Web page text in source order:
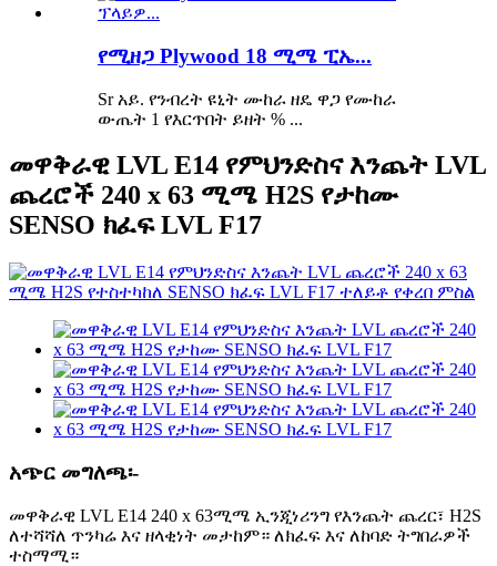
የሚዘጋ Plywood 18 ሚሜ ፒኤ...
Sr አይ. የንብረት ዩኒት ሙከራ ዘዴ ዋጋ የሙከራ
ውጤት 1 የእርጥበት ይዘት % ...
መዋቅራዊ LVL E14 የምህንድስና እንጨት LVL
ጨረሮች 240 x 63 ሚሜ H2S የታከሙ
SENSO ክፈፍ LVL F17
አጭር መግለጫ፡-
መዋቅራዊ LVL E14 240 x 63ሚሜ ኢንጂነሪንግ የእንጨት ጨረር፣ H2S
ለተሻሻለ ጥንካሬ እና ዘላቂነት መታከም። ለክፈፍ እና ለከባድ ትግበራዎች
ተስማሚ።